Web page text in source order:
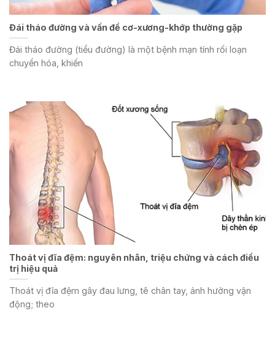
Đái tháo đường và vấn đề cơ-xương-khớp thường gặp
Đái tháo đường (tiểu đường) là một bệnh mạn tính rối loạn
chuyển hóa, khiến
Thoát vị đĩa đệm: nguyên nhân, triệu chứng và cách điều
trị hiệu quả
Thoát vị đĩa đệm gây đau lưng, tê chân tay, ảnh hưởng vận
động; theo